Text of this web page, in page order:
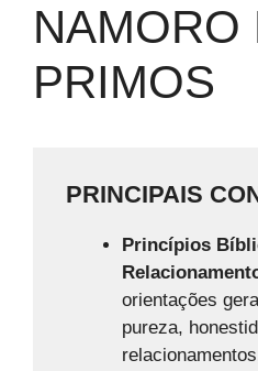
NAMORO
PRIMOS
PRINCIPAIS
Princípios
orientações
pureza,